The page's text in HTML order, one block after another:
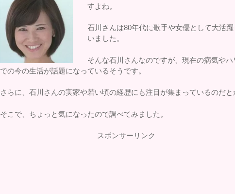
すよね。
石川さんは80年代に歌手や女優として大活
いました。
そんな石川さんなのですが、現在の病気やハ
での今の生活が話題になっているそうです。
さらに、石川さんの実家や若い頃の経歴にも注目が集まっているのだと
そこで、ちょっと気になったので調べてみました。
スポンサーリンク